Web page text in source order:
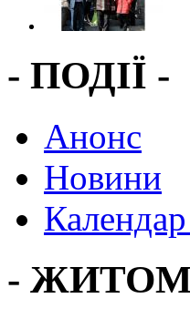
- ПОДІЇ -
Анонс
Новини
Календар
-